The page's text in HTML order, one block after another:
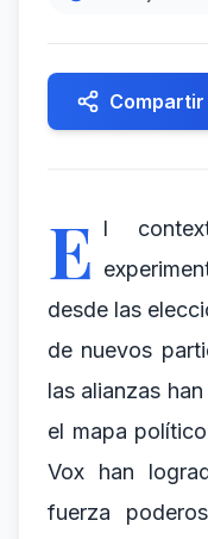
E l
desde las
de nuevos
las alianzas
el mapa
Vox han
fuerza